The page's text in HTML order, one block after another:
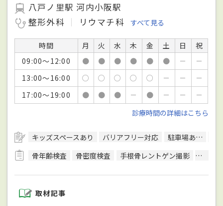
八戸ノ里駅 河内小阪駅
整形外科
リウマチ科 すべて見る
時間 月 火 水 木 金 土 日
祝
09:00～12:00
● ● ● ● ● ● －
－
13:00～16:00
○ ○ ○ ○ ○ － －
－
17:00～19:00
● ● ● － ● － －
－
診療時間の詳細はこちら
キッズスペースあり バリアフリー対応 駐車場あり
骨年齢検査
骨密度検査 手根骨レントゲン撮影 触診圧
取材記事